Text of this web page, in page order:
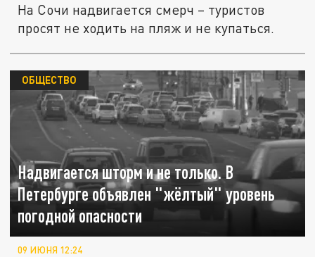
На Сочи надвигается смерч – туристов
просят не ходить на пляж и не купаться.
Надвигается шторм и не только. В
Петербурге объявлен "жёлтый" уровень
погодной опасности
ОБЩЕСТВО
09 ИЮНЯ 12:24